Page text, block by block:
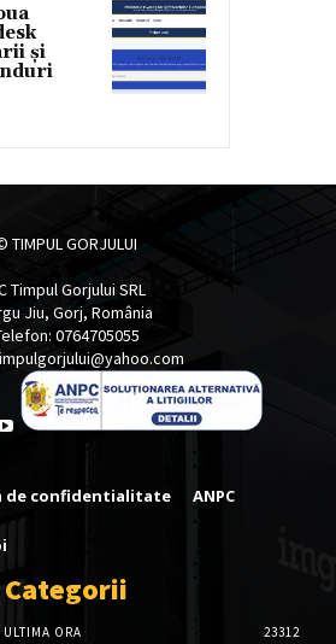
și
TIMPUL GORJULUI
Timpul Gorjului SRL
Jiu, Gorj, România
0764705055
de confidentialitate ANPC
Categorii
ULTIMA ORA 23312